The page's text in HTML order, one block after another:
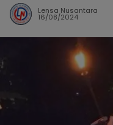
Lensa Nusantara
16/08/2024